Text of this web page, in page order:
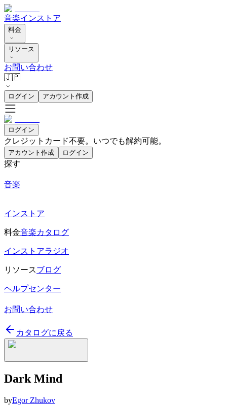
音楽インストア
料金
リソース
お問い合わせ
🇯🇵
ログイン アカウント作成
ログイン
クレジットカード不要。いつでも解約可能。
アカウント作成 ログイン
探す
音楽
インストア
料金音楽カタログ
インストアラジオ
リソースブログ
ヘルプセンター
お問い合わせ
カタログに戻る
Dark Mind
byEgor Zhukov